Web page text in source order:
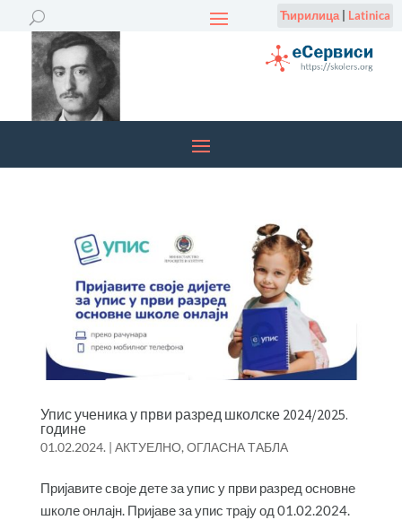
Ћирилица| Latinica
Упис ученика у први разред школске 2024/2025.
године
01.02.2024. | АКТУЕЛНО, ОГЛАСНА ТАБЛА
Пријавите своје дете за упис у први разред основне
школе онлајн. Пријаве за упис трају од 01.02.2024.